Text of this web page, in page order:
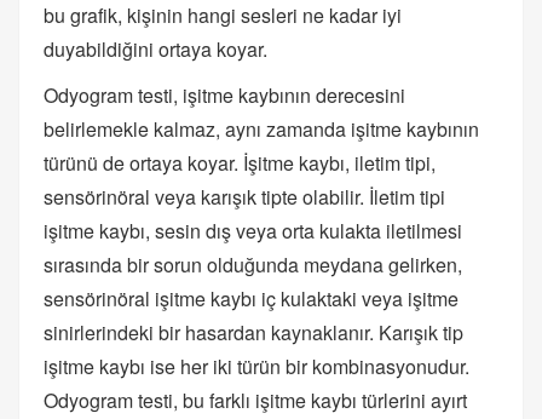
bu grafik, kişinin hangi sesleri ne kadar iyi
duyabildiğini ortaya koyar.
Odyogram testi, işitme kaybının derecesini
belirlemekle kalmaz, aynı zamanda işitme kaybının
türünü de ortaya koyar. İşitme kaybı, iletim tipi,
sensörinöral veya karışık tipte olabilir. İletim tipi
işitme kaybı, sesin dış veya orta kulakta iletilmesi
sırasında bir sorun olduğunda meydana gelirken,
sensörinöral işitme kaybı iç kulaktaki veya işitme
sinirlerindeki bir hasardan kaynaklanır. Karışık tip
işitme kaybı ise her iki türün bir kombinasyonudur.
Odyogram testi, bu farklı işitme kaybı türlerini ayırt